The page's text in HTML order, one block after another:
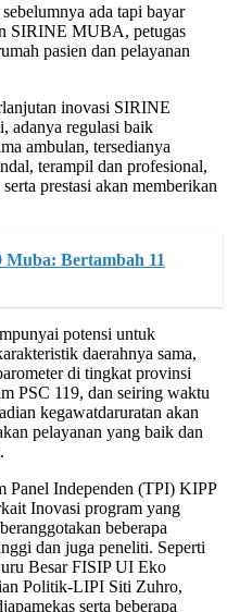
ada tapi bayar
SIRINE MUBA, petugas
pasien dan pelayanan
inovasi SIRINE
adanya regulasi baik
ambulan, tersedianya
terampil dan profesional,
prestasi akan memberikan
Bertambah 11
potensi untuk
daerahnya sama,
di tingkat provinsi
PSC 119, dan seiring waktu
kegawatdaruratan akan
pelayanan yang baik dan
Panel Independen (TPI) KIPP
Inovasi program yang
beberapa
dan juga peneliti. Seperti
Besar FISIP UI Eko
Politik-LIPI Siti Zuhro,
serta beberapa